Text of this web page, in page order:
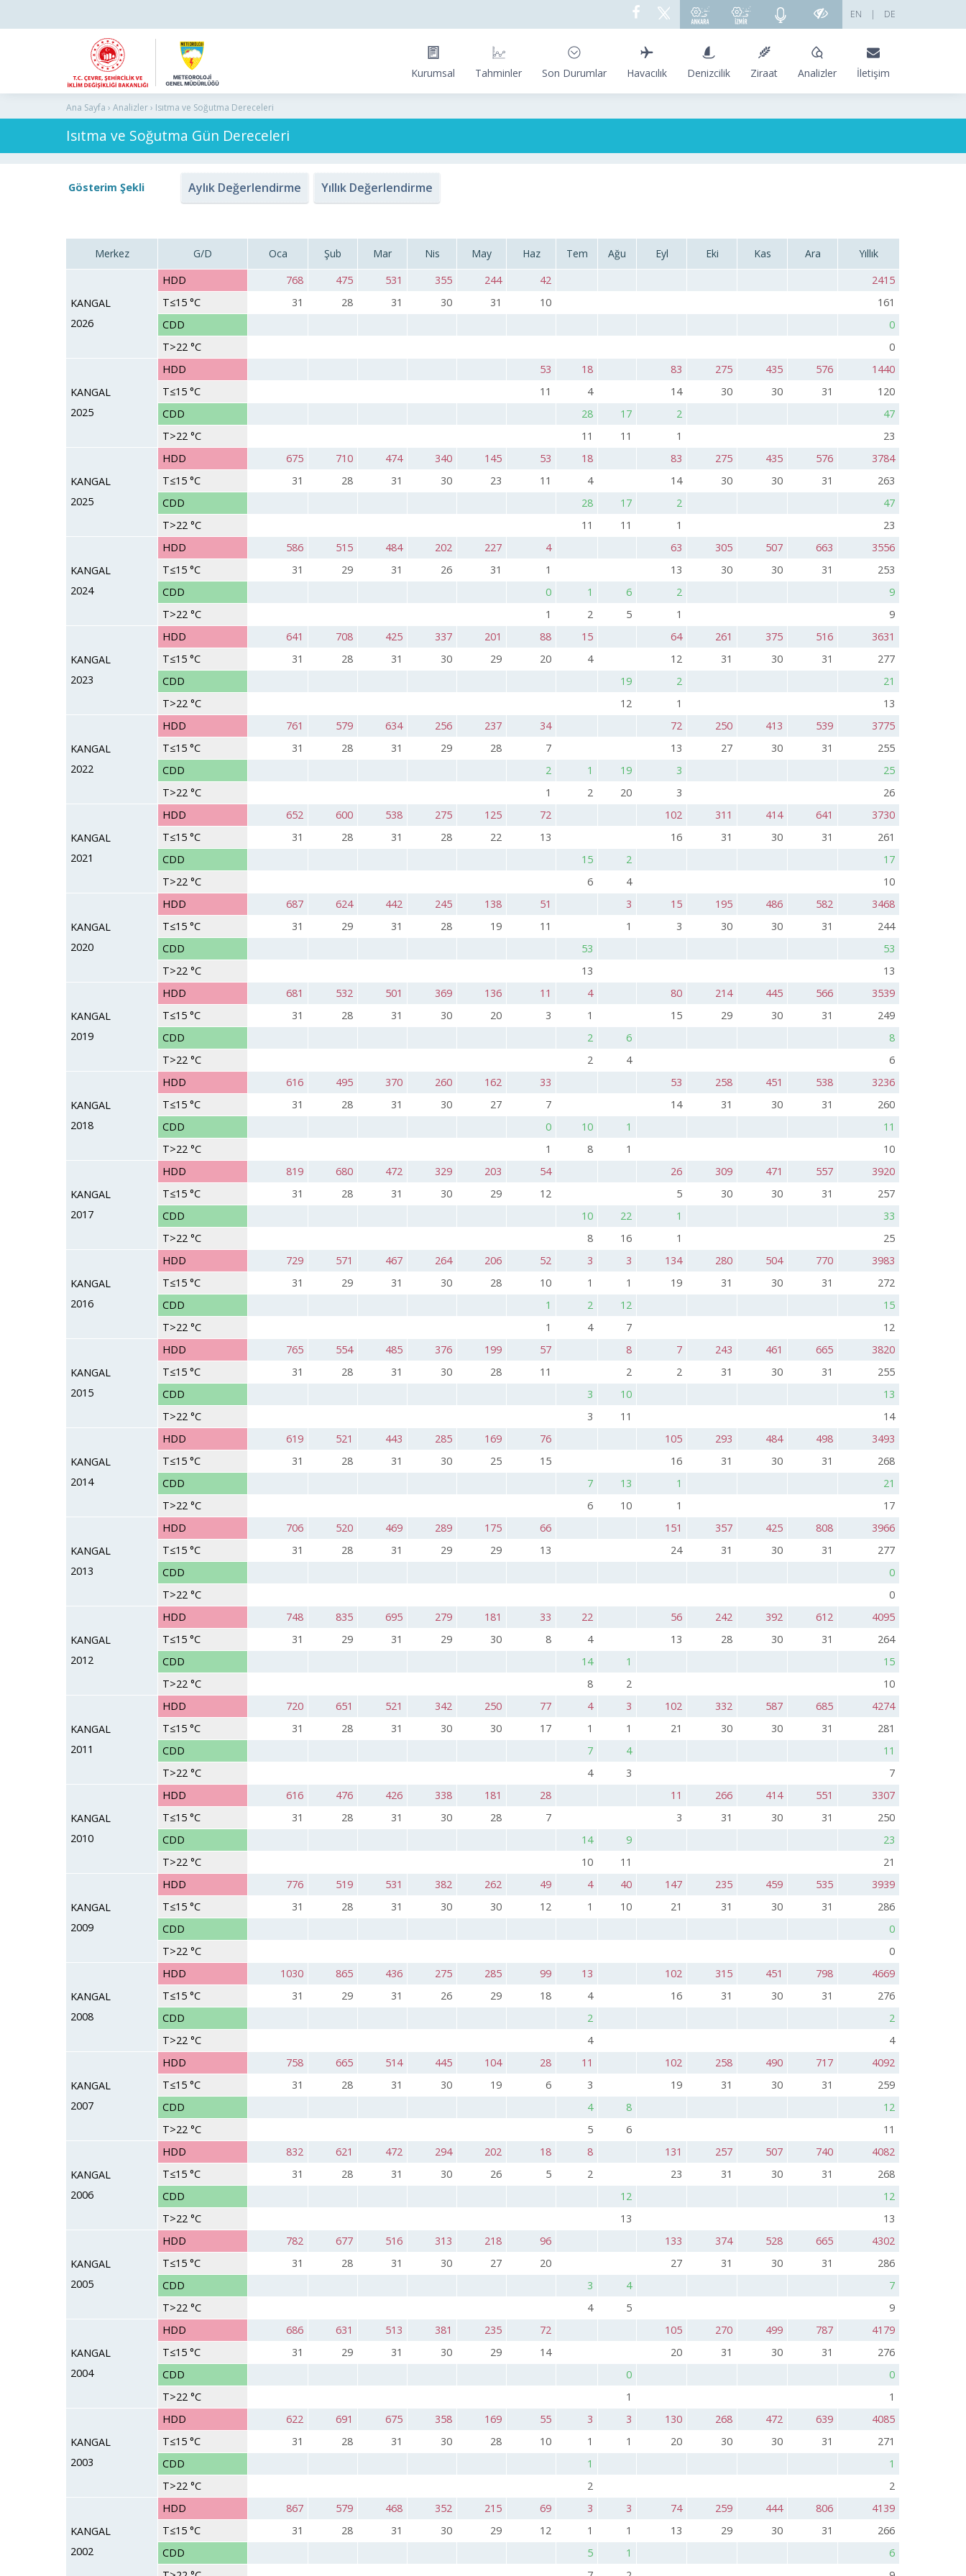
DE
|
EN
Kurumsal Tahminler Son Durumlar Havacılık Denizcilik Ziraat Analizler İletişim
Ana Sayfa › Analizler › Isıtma ve Soğutma Dereceleri
Isıtma ve Soğutma Gün Dereceleri
Gösterim Şekli Aylık Değerlendirme Yıllık Değerlendirme
Merkez G/D Oca Şub Mar Nis May Haz Tem Ağu Eyl Eki Kas Ara Yıllık
KANGAL
2026
HDD 768 475 531 355 244 42
2415
T≤15 °C
31 28 31 30 31 10
161
CDD
0
T>22 °C
0
KANGAL
2025
HDD 53 18 83 275 435 576
1440
T≤15 °C
11 4 14 30 30 31
120
CDD
28 17 2
47
T>22 °C
11 11 1 23
KANGAL
2025
HDD 675 710 474 340 145 53 18 83 275 435 576
3784
T≤15 °C
31 28 31 30 23 11 4 14 30 30 31
263
CDD
28 17 2
47
T>22 °C
11 11 1 23
KANGAL
2024
HDD 586 515 484 202 227 4 63 305 507 663
3556
T≤15 °C
31 29 31 26 31 1 13 30 30 31
253
CDD
0 1 6 2
9
T>22 °C
1 2 5 1 9
KANGAL
2023
HDD 641 708 425 337 201 88 15 64 261 375 516
3631
T≤15 °C
31 28 31 30 29 20 4 12 31 30 31
277
CDD
19 2
21
T>22 °C
12 1 13
KANGAL
2022
HDD 761 579 634 256 237 34 72 250 413 539
3775
T≤15 °C
31 28 31 29 28 7 13 27 30 31
255
CDD
2 1 19 3
25
T>22 °C
1 2 20 3 26
KANGAL
2021
HDD 652 600 538 275 125 72 102 311 414 641
3730
T≤15 °C
31 28 31 28 22 13 16 31 30 31
261
CDD
15 2
17
T>22 °C
6 4 10
KANGAL
2020
HDD 687 624 442 245 138 51 3 15 195 486 582
3468
T≤15 °C
31 29 31 28 19 11 1 3 30 30 31
244
CDD
53
53
T>22 °C
13 13
KANGAL
2019
HDD 681 532 501 369 136 11 4 80 214 445 566
3539
T≤15 °C
31 28 31 30 20 3 1 15 29 30 31
249
CDD
2 6
8
T>22 °C
2 4 6
KANGAL
2018
HDD 616 495 370 260 162 33 53 258 451 538
3236
T≤15 °C
31 28 31 30 27 7 14 31 30 31
260
CDD
0 10 1
11
T>22 °C
1 8 1 10
KANGAL
2017
HDD 819 680 472 329 203 54 26 309 471 557
3920
T≤15 °C
31 28 31 30 29 12 5 30 30 31
257
CDD
10 22 1
33
T>22 °C
8 16 1 25
KANGAL
2016
HDD 729 571 467 264 206 52 3 3 134 280 504 770
3983
T≤15 °C
31 29 31 30 28 10 1 1 19 31 30 31
272
CDD
1 2 12
15
T>22 °C
1 4 7 12
KANGAL
2015
HDD 765 554 485 376 199 57 8 7 243 461 665
3820
T≤15 °C
31 28 31 30 28 11 2 2 31 30 31
255
CDD
3 10
13
T>22 °C
3 11 14
KANGAL
2014
HDD 619 521 443 285 169 76 105 293 484 498
3493
T≤15 °C
31 28 31 30 25 15 16 31 30 31
268
CDD
7 13 1
21
T>22 °C
6 10 1 17
KANGAL
2013
HDD 706 520 469 289 175 66 151 357 425 808
3966
T≤15 °C
31 28 31 29 29 13 24 31 30 31
277
CDD
0
T>22 °C
0
KANGAL
2012
HDD 748 835 695 279 181 33 22 56 242 392 612
4095
T≤15 °C
31 29 31 29 30 8 4 13 28 30 31
264
CDD
14 1
15
T>22 °C
8 2 10
KANGAL
2011
HDD 720 651 521 342 250 77 4 3 102 332 587 685
4274
T≤15 °C
31 28 31 30 30 17 1 1 21 30 30 31
281
CDD
7 4
11
T>22 °C
4 3 7
KANGAL
2010
HDD 616 476 426 338 181 28 11 266 414 551
3307
T≤15 °C
31 28 31 30 28 7 3 31 30 31
250
CDD
14 9
23
T>22 °C
10 11 21
KANGAL
2009
HDD 776 519 531 382 262 49 4 40 147 235 459 535
3939
T≤15 °C
31 28 31 30 30 12 1 10 21 31 30 31
286
CDD
0
T>22 °C
0
KANGAL
2008
HDD 1030 865 436 275 285 99 13 102 315 451 798
4669
T≤15 °C
31 29 31 26 29 18 4 16 31 30 31
276
CDD
2
2
T>22 °C
4 4
KANGAL
2007
HDD 758 665 514 445 104 28 11 102 258 490 717
4092
T≤15 °C
31 28 31 30 19 6 3 19 31 30 31
259
CDD
4 8
12
T>22 °C
5 6 11
KANGAL
2006
HDD 832 621 472 294 202 18 8 131 257 507 740
4082
T≤15 °C
31 28 31 30 26 5 2 23 31 30 31
268
CDD
12
12
T>22 °C
13 13
KANGAL
2005
HDD 782 677 516 313 218 96 133 374 528 665
4302
T≤15 °C
31 28 31 30 27 20 27 31 30 31
286
CDD
3 4
7
T>22 °C
4 5 9
KANGAL
2004
HDD 686 631 513 381 235 72 105 270 499 787
4179
T≤15 °C
31 29 31 30 29 14 20 31 30 31
276
CDD
0
0
T>22 °C
1 1
KANGAL
2003
HDD 622 691 675 358 169 55 3 3 130 268 472 639
4085
T≤15 °C
31 28 31 30 28 10 1 1 20 30 30 31
271
CDD
1
1
T>22 °C
2 2
KANGAL
2002
HDD 867 579 468 352 215 69 3 3 74 259 444 806
4139
T≤15 °C
31 28 31 30 29 12 1 1 13 29 30 31
266
CDD
5 1
6